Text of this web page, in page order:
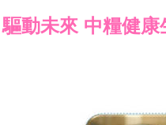
驅動未來 中糧健